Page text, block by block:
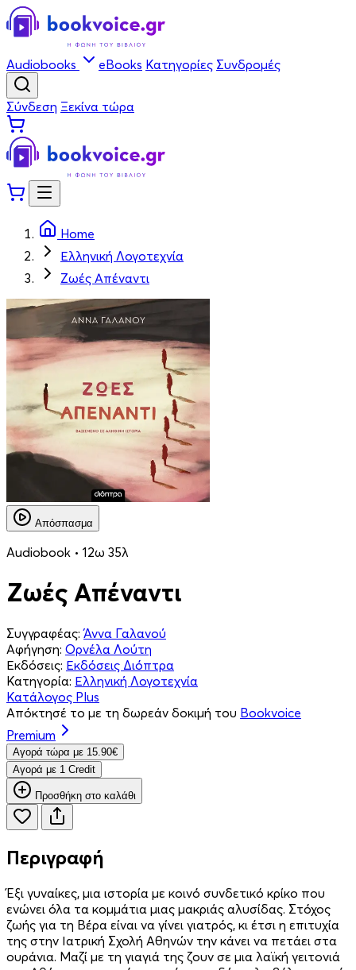
Audiobooks eBooks Κατηγορίες Συνδρομές
Σύνδεση Ξεκίνα τώρα
Home
Ελληνική Λογοτεχνία
Ζωές Απέναντι
Απόσπασμα
Audiobook • 12ω 35λ
Ζωές Απέναντι
Συγγραφέας: Άννα Γαλανού
Αφήγηση: Ορνέλα Λούτη
Εκδόσεις: Εκδόσεις Διόπτρα
Κατηγορία: Ελληνική Λογοτεχνία
Κατάλογος Plus
Απόκτησέ το με τη δωρεάν δοκιμή του Bookvoice
Premium
Aγορά τώρα με 15.90€
Aγορά με 1 Credit
Προσθήκη στο καλάθι
Περιγραφή
Έξι γυναίκες, μια ιστορία με κοινό συνδετικό κρίκο που
ενώνει όλα τα κομμάτια μιας μακριάς αλυσίδας. Στόχος
ζωής για τη Βέρα είναι να γίνει γιατρός, κι έτσι η επιτυχία
της στην Ιατρική Σχολή Αθηνών την κάνει να πετάει στα
ουράνια. Μαζί με τη γιαγιά της ζουν σε μια λαϊκή γειτονιά